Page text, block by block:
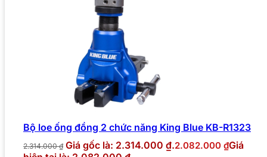
Bộ loe ống đồng 2 chức năng King Blue KB-R1323
2.314.000₫ Giá gốc là: 2.314.000 ₫.2.082.000 ₫Giá